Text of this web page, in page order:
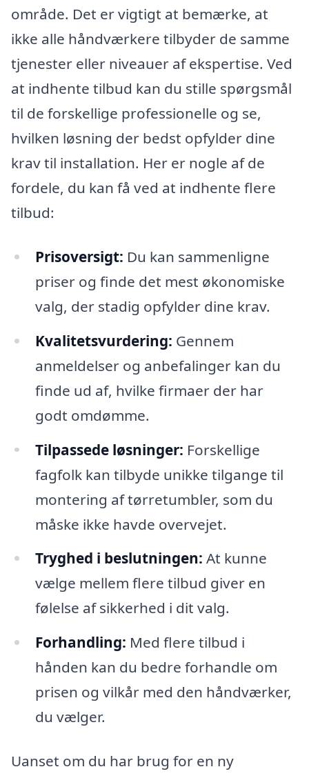
område. Det er vigtigt at bemærke, at
ikke alle håndværkere tilbyder de samme
tjenester eller niveauer af ekspertise. Ved
at indhente tilbud kan du stille spørgsmål
til de forskellige professionelle og se,
hvilken løsning der bedst opfylder dine
krav til installation. Her er nogle af de
fordele, du kan få ved at indhente flere
tilbud:
Prisoversigt: Du kan sammenligne
priser og finde det mest økonomiske
valg, der stadig opfylder dine krav.
Kvalitetsvurdering: Gennem
anmeldelser og anbefalinger kan du
finde ud af, hvilke firmaer der har
godt omdømme.
Tilpassede løsninger: Forskellige
fagfolk kan tilbyde unikke tilgange til
montering af tørretumbler, som du
måske ikke havde overvejet.
Tryghed i beslutningen: At kunne
vælge mellem flere tilbud giver en
følelse af sikkerhed i dit valg.
Forhandling: Med flere tilbud i
hånden kan du bedre forhandle om
prisen og vilkår med den håndværker,
du vælger.
Uanset om du har brug for en ny